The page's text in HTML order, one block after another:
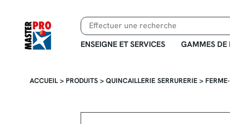
contenu
principal
ENSEIGNE ET SERVICES
GAMMES DE
ACCUEIL > PRODUITS > QUINCAILLERIE SERRURERIE >